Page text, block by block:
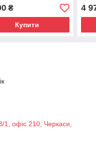
₴
Купити
4
1, офіс 210, Черкаси,